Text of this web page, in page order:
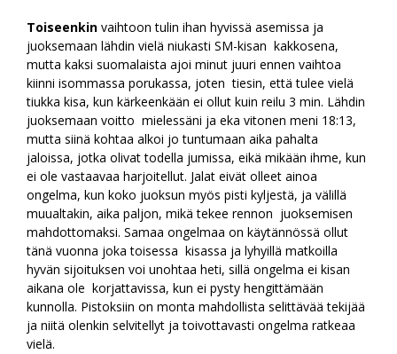
Toiseenkin vaihtoon tulin ihan hyvissä asemissa ja
juoksemaan lähdin vielä niukasti SM-kisan kakkosena,
mutta kaksi suomalaista ajoi minut juuri ennen vaihtoa
kiinni isommassa porukassa, joten tiesin, että tulee vielä
tiukka kisa, kun kärkeenkään ei ollut kuin reilu 3 min. Lähdin
juoksemaan voitto mielessäni ja eka vitonen meni 18:13,
mutta siinä kohtaa alkoi jo tuntumaan aika pahalta
jaloissa, jotka olivat todella jumissa, eikä mikään ihme, kun
ei ole vastaavaa harjoitellut. Jalat eivät olleet ainoa
ongelma, kun koko juoksun myös pisti kyljestä, ja välillä
muualtakin, aika paljon, mikä tekee rennon juoksemisen
mahdottomaksi. Samaa ongelmaa on käytännössä ollut
tänä vuonna joka toisessa kisassa ja lyhyillä matkoilla
hyvän sijoituksen voi unohtaa heti, sillä ongelma ei kisan
aikana ole korjattavissa, kun ei pysty hengittämään
kunnolla. Pistoksiin on monta mahdollista selittävää tekijää
ja niitä olenkin selvitellyt ja toivottavasti ongelma ratkeaa
vielä.